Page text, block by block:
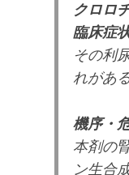
クロロ
臨床症
その利
れがある
機序・
本剤の
ン生合